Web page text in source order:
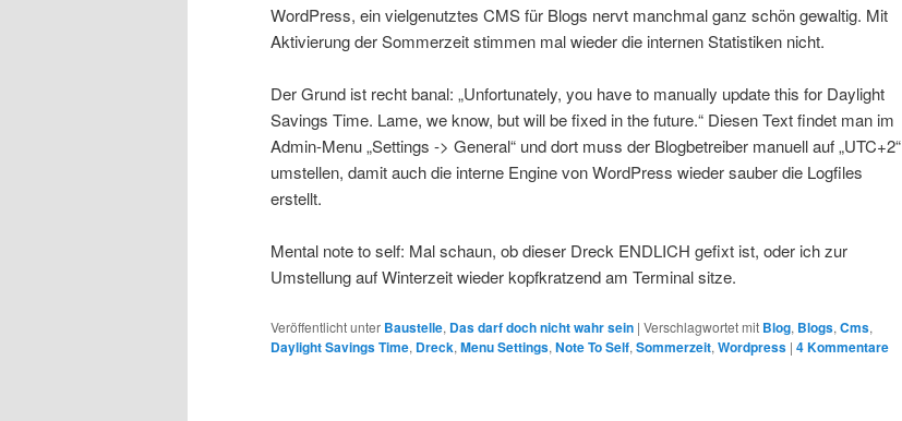
WordPress, ein vielgenutztes CMS für Blogs nervt manchmal ganz schön gewaltig. Mit
Aktivierung der Sommerzeit stimmen mal wieder die internen Statistiken nicht.
Der Grund ist recht banal: „Unfortunately, you have to manually update this for Daylight
Savings Time. Lame, we know, but will be fixed in the future.“ Diesen Text findet man im
Admin-Menu „Settings -> General“ und dort muss der Blogbetreiber manuell auf „UTC+2“
umstellen, damit auch die interne Engine von WordPress wieder sauber die Logfiles
erstellt.
Mental note to self: Mal schaun, ob dieser Dreck ENDLICH gefixt ist, oder ich zur
Umstellung auf Winterzeit wieder kopfkratzend am Terminal sitze.
Veröffentlicht unter Baustelle, Das darf doch nicht wahr sein | Verschlagwortet mit Blog, Blogs, Cms,
Daylight Savings Time, Dreck, Menu Settings, Note To Self, Sommerzeit, Wordpress | 4Kommentare